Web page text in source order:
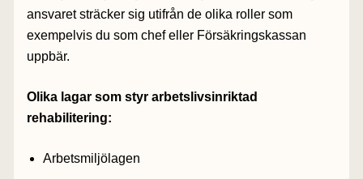
ansvaret sträcker sig utifrån de olika roller som
exempelvis du som chef eller Försäkringskassan
uppbär.
Olika lagar som styr arbetslivsinriktad
rehabilitering:
Arbetsmiljölagen